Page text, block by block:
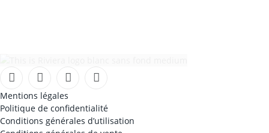
FacebookInstagramTikTok
YouTube
Mentions légales
Politique de confidentialité
Conditions générales d’utilisation